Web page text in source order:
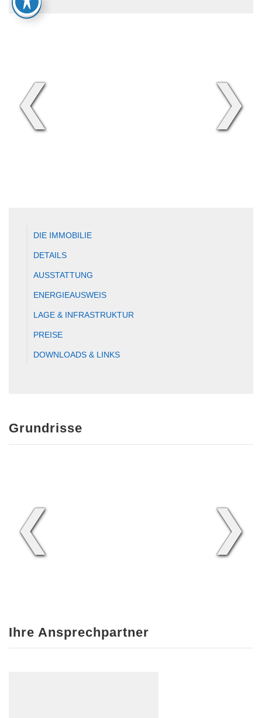
❮ ❯
DIE IMMOBILIE
DETAILS
AUSSTATTUNG
ENERGIEAUSWEIS
LAGE & INFRASTRUKTUR
PREISE
DOWNLOADS & LINKS
Grundrisse
❮ ❯
Ihre Ansprechpartner